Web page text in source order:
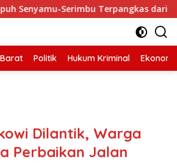
Serimbu Terpangkas dari 2 Jam
Politik Hukum Kriminal Ekonomi
Dilantik, Warga
Perbaikan Jalan